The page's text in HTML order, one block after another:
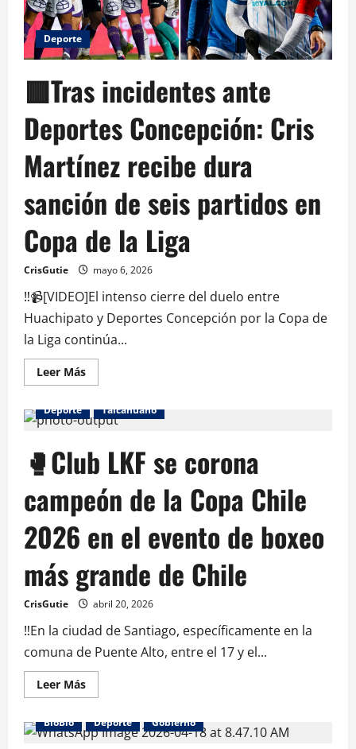
Deporte
🟥Tras incidentes ante
Deportes Concepción: Cris
Martínez recibe dura
sanción de seis partidos en
Copa de la Liga
CrisGutie mayo 6, 2026
‼️📹[VIDEO]El intenso cierre del duelo entre
Huachipato y Deportes Concepción por la Copa de
la Liga continúa...
Leer Más
Deporte Talcahuano
🥊Club LKF se corona
campeón de la Copa Chile
2026 en el evento de boxeo
más grande de Chile
CrisGutie abril 20, 2026
‼️En la ciudad de Santiago, específicamente en la
comuna de Puente Alto, entre el 17 y el...
Leer Más
BioBio Deporte Gobierno